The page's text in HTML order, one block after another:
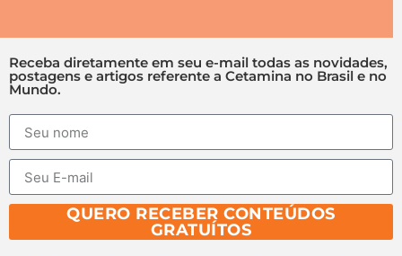
Receba diretamente em seu e-mail todas as novidades,
postagens e artigos referente a Cetamina no Brasil e no
Mundo.
QUERO RECEBER CONTEÚDOS
GRATUÍTOS